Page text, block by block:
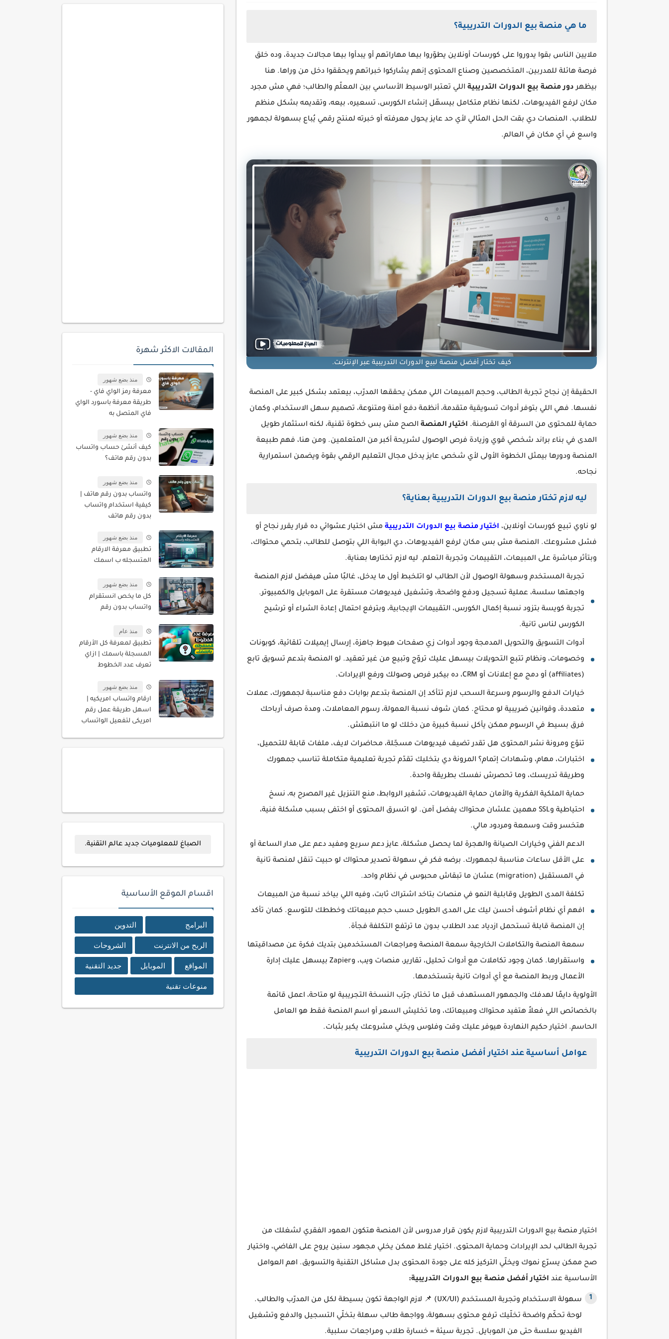
ما هي منصة بيع الدورات التدريبية؟
ملايين الناس بقوا يدوروا على كورسات أونلاين يطوّروا بيها مهاراتهم أو يبدأوا بيها مجالات جديدة، وده خلق
فرصة هائلة للمدربين، المتخصصين وصناع المحتوى إنهم يشاركوا خبراتهم ويحققوا دخل من وراها. هنا
بيظهردور منصة بيع الدورات التدريبية اللي تعتبر الوسيط الأساسي بين المعلّم والطالب؛ فهي مش مجرد
مكان لرفع الفيديوهات، لكنها نظام متكامل بيسهّل إنشاء الكورس، تسعيره، بيعه، وتقديمه بشكل منظم
للطلاب. المنصات دي بقت الحل المثالي لأي حد عايز يحول معرفته أو خبرته لمنتج رقمي يُباع بسهولة لجمهور
واسع في أي مكان في العالم.
كيف تختار أفضل منصة لبيع الدورات التدريبية عبر الإنترنت.
الحقيقة إن نجاح تجربة الطالب، وحجم المبيعات اللي ممكن يحققها المدرّب، بيعتمد بشكل كبير على المنصة
نفسها. فهي اللي بتوفر أدوات تسويقية متقدمة، أنظمة دفع آمنة ومتنوعة، تصميم سهل الاستخدام، وكمان
حماية للمحتوى من السرقة أو القرصنة. اختيار المنصة الصح مش بس خطوة تقنية، لكنه استثمار طويل
المدى في بناء براند شخصي قوي وزيادة فرص الوصول لشريحة أكبر من المتعلمين. ومن هنا، فهم طبيعة
المنصة ودورها بيمثل الخطوة الأولى لأي شخص عايز يدخل مجال التعليم الرقمي بقوة ويضمن استمرارية
نجاحه.
ليه لازم تختار منصة بيع الدورات التدريبية بعناية؟
لو ناوي تبيع كورسات أونلاين، اختيار منصة بيع الدورات التدريبية مش اختيار عشوائي ده قرار يقرر نجاح أو
فشل مشروعك. المنصة مش بس مكان لرفع الفيديوهات، دي البوابة اللي بتوصل للطالب، بتحمي محتواك،
وبتأثر مباشرة على المبيعات، التقييمات وتجربة التعلم. ليه لازم تختارها بعناية.
تجربة المستخدم وسهولة الوصول لأن الطالب لو اتلخبط أول ما يدخل، غالبًا مش هيفضل لازم المنصة
واجهتها سلسة، عملية تسجيل ودفع واضحة، وتشغيل فيديوهات مستقرة على الموبايل والكمبيوتر.
تجربة كويسة بتزود نسبة إكمال الكورس، التقييمات الإيجابية، وبترفع احتمال إعادة الشراء أو ترشيح
الكورس لناس تانية.
أدوات التسويق والتحويل المدمجة وجود أدوات زي صفحات هبوط جاهزة، إرسال إيميلات تلقائية، كوبونات
وخصومات، ونظام تتبع التحويلات بيسهل عليك تروّج وتبيع من غير تعقيد. لو المنصة بتدعم تسويق تابع
(affiliates) أو دمج مع إعلانات أو CRM، ده بيكبر فرص وصولك ورفع الإيرادات.
خيارات الدفع والرسوم وسرعة السحب لازم تتأكد إن المنصة بتدعم بوابات دفع مناسبة لجمهورك، عملات
متعددة، وقوانين ضريبية لو محتاج. كمان شوف نسبة العمولة، رسوم المعاملات، ومدة صرف أرباحك
فرق بسيط في الرسوم ممكن يأكل نسبة كبيرة من دخلك لو ما انتبهتش.
تنوّع ومرونة نشر المحتوى هل تقدر تضيف فيديوهات مسجّلة، محاضرات لايف، ملفات قابلة للتحميل،
اختبارات، مهام، وشهادات إتمام؟ المرونة دي بتخليك تقدّم تجربة تعليمية متكاملة تناسب جمهورك
وطريقة تدريسك، وما تحصرش نفسك بطريقة واحدة.
حماية الملكية الفكرية والأمان حماية الفيديوهات، تشفير الروابط، منع التنزيل غير المصرح به، نسخ
احتياطية وSSL مهمين علشان محتواك يفضل آمن. لو اتسرق المحتوى أو اختفى بسبب مشكلة فنية،
هتخسر وقت وسمعة ومردود مالي.
الدعم الفني وخيارات الصيانة والهجرة لما يحصل مشكلة، عايز دعم سريع ومفيد دعم على مدار الساعة أو
على الأقل ساعات مناسبة لجمهورك. برضه فكر في سهولة تصدير محتواك لو حبيت تنقل لمنصة تانية
في المستقبل (migration) عشان ما تبقاش محبوس في نظام واحد.
تكلفة المدى الطويل وقابلية النمو في منصات بتاخد اشتراك ثابت، وفيه اللي بياخد نسبة من المبيعات
افهم أي نظام أشوف أحسن ليك على المدى الطويل حسب حجم مبيعاتك وخططك للتوسع. كمان تأكد
إن المنصة قابلة تستحمل ازدياد عدد الطلاب بدون ما ترتفع التكلفة فجأة.
سمعة المنصة والتكاملات الخارجية سمعة المنصة ومراجعات المستخدمين بتديك فكرة عن مصداقيتها
واستقرارها. كمان وجود تكاملات مع أدوات تحليل، تقارير، منصات ويب، وZapier بيسهل عليك إدارة
الأعمال وربط المنصة مع أي أدوات تانية بتستخدمها.
الأولوية دايمًا لهدفك والجمهور المستهدف قبل ما تختار، جرّب النسخة التجريبية لو متاحة، اعمل قائمة
بالخصائص اللي فعلاً هتفيد محتواك ومبيعاتك، وما تخليش السعر أو اسم المنصة فقط هو العامل
الحاسم. اختيار حكيم النهاردة هيوفر عليك وقت وفلوس ويخلي مشروعك يكبر بثبات.
عوامل أساسية عند اختيار أفضل منصة بيع الدورات التدريبية
اختيار منصة بيع الدورات التدريبية لازم يكون قرار مدروس لأن المنصة هتكون العمود الفقري لشغلك من
تجربة الطالب لحد الإيرادات وحماية المحتوى. اختيار غلط ممكن يخلي مجهود سنين يروح على الفاضي، واختيار
صح ممكن يسرّع نموك ويخلّي التركيز كله على جودة المحتوى بدل مشاكل التقنية والتسويق. اهم العوامل
الأساسية عند اختيار أفضل منصة بيع الدورات التدريبية:
سهولة الاستخدام وتجربة المستخدم (UX/UI) 📌 لازم الواجهة تكون بسيطة لكل من المدرّب والطالب.
لوحة تحكّم واضحة تخلّيك ترفع محتوى بسهولة، وواجهة طالب سهلة بتخلّي التسجيل والدفع وتشغيل
الفيديو سلسة حتى من الموبايل. تجربة سيئة = خسارة طلاب ومراجعات سلبية.
المقالات الاكثر شهرة
منذ بضع شهور
معرفة رمز الواي فاي -
طريقة معرفة باسورد الواي
فاي المتصل به
منذ بضع شهور
كيف أنشئ حساب واتساب
بدون رقم هاتف؟
منذ بضع شهور
واتساب بدون رقم هاتف |
كيفية استخدام واتساب
بدون رقم هاتف
منذ بضع شهور
تطبيق معرفة الارقام
المتسجله ب اسمك
منذ بضع شهور
كل ما يخص انستقرام
واتساب بدون رقم
منذ عام
تطبيق لمعرفة كل الأرقام
المسجلة باسمك | ازاي
تعرف عدد الخطوط
منذ بضع شهور
ارقام واتساب امريكيه |
اسهل طريقة عمل رقم
امريكى لتفعيل الواتساب
الصباغ للمعلوميات جديد عالم التقنية.
اقسام الموقع الأساسية
البرامج التدوين
الربح من الانترنت الشروحات
المواقع الموبايل جديد التقنية
منوعات تقنية